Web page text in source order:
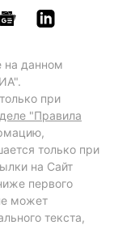
на данном
при
"Правила
только при
на Сайт
первого
может
текста,